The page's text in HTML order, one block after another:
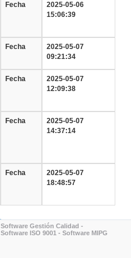
Fecha
2025-05-06
15:06:39
Fecha
2025-05-07
09:21:34
Fecha
2025-05-07
12:09:38
Fecha
2025-05-07
14:37:14
Fecha
2025-05-07
18:48:57
Software Gestión Calidad -
Software ISO 9001 - Software MIPG